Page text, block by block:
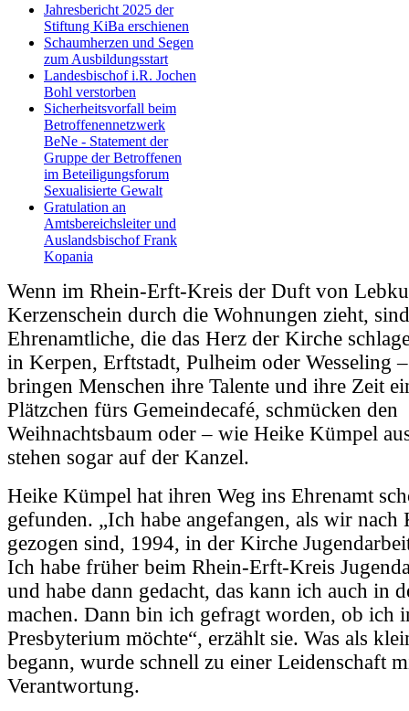
Jahresbericht 2025 der
Stiftung KiBa erschienen
Schaumherzen und Segen
zum Ausbildungsstart
Landesbischof i.R. Jochen
Bohl verstorben
Sicherheitsvorfall beim
Betroffenennetzwerk
BeNe - Statement der
Gruppe der Betroffenen
im Beteiligungsforum
Sexualisierte Gewalt
Gratulation an
Amtsbereichsleiter und
Auslandsbischof Frank
Kopania
Wenn im Rhein-Erft-Kreis der Duft von
Kerzenschein durch die Wohnungen zieht,
Ehrenamtliche, die das Herz der Kirche
in Kerpen, Erftstadt, Pulheim oder Wesseling
bringen Menschen ihre Talente und ihre Zeit
Plätzchen fürs Gemeindecafé, schmücken den
Weihnachtsbaum oder – wie Heike Kümpel
stehen sogar auf der Kanzel.
Heike Kümpel hat ihren Weg ins Ehrenamt
gefunden. „Ich habe angefangen, als wir nach
gezogen sind, 1994, in der Kirche
Ich habe früher beim Rhein-Erft-Kreis
und habe dann gedacht, das kann ich auch in
machen. Dann bin ich gefragt worden, ob ich
Presbyterium möchte“, erzählt sie. Was als
begann, wurde schnell zu einer Leidenschaft
Verantwortung.